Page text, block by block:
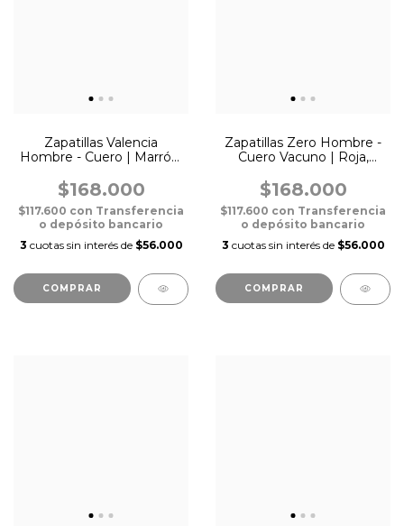
Zapatillas Valencia
Hombre - Cuero | Marrón,
$168.000
$117.600 con Transferencia
o depósito bancario
3 cuotas sin interés de $56.000
COMPRAR
Zapatillas Zero Hombre -
Cuero Vacuno | Roja,
$168.000
$117.600 con Transferencia
o depósito bancario
3 cuotas sin interés de $56.000
COMPRAR